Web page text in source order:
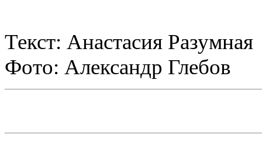
Текст: Анастасия Разумная
Фото: Александр Глебов